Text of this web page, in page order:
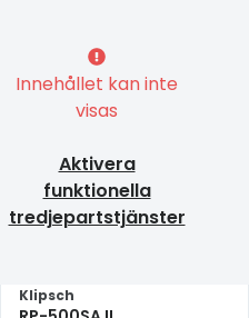
Innehållet kan inte
visas
Aktivera
funktionella
tredjepartstjänster
Klipsch